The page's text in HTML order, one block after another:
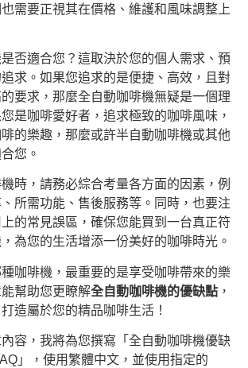
需要正視其在價格、維護和風味調整上
否適合您？這取決於您的個人需求、預
求。如果您追求的是便捷、高效，且對
要求，那麼全自動咖啡機無疑是一個理
是咖啡愛好者，追求極致的咖啡風味，
的樂趣，那麼或許半自動咖啡機或其他
您。
時，請務必綜合考量各方面的因素，例
所需功能、售後服務等。同時，也要注
的常見誤區，確保您能買到一台真正符
為您的生活增添一份美好的咖啡時光。
咖啡機，最重要的是享受咖啡帶來的樂
幫助您更瞭解全自動咖啡機的優缺點 ，
造屬於您的精品咖啡生活！
容，我將為您撰寫「全自動咖啡機優缺
」，使用繁體中文，並使用指定的